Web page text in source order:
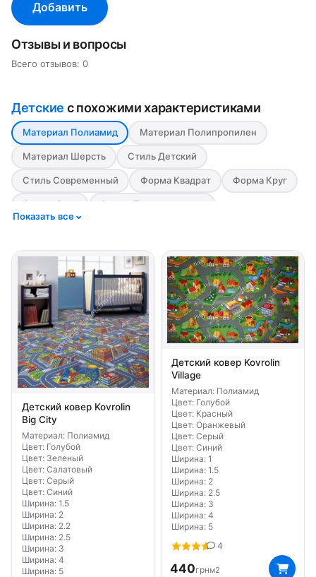
Добавить
Отзывы и вопросы
Всего отзывов: 0
Детские с похожими характеристиками
Материал Полиамид Материал Полипропилен
Материал Шерсть Стиль Детский
Стиль Современный Форма Квадрат Форма Круг
Форма Овал Форма Прямоугольник
Цвет Голубой Цвет Зеленый Цвет Коричневый
Цвет Красный Цвет Оранжевый Цвет Розовый
Цвет Салатовый Цвет Серый Цвет Синий
Цвет Фиолетовый
Показать все
Детский ковер Kovrolin
Big City
Материал: Полиамид
Цвет: Голубой
Цвет: Зеленый
Цвет: Салатовый
Цвет: Серый
Цвет: Синий
Ширина: 1.5
Ширина: 2
Ширина: 2.2
Ширина: 2.5
Ширина: 3
Ширина: 4
Ширина: 5
Детский ковер Kovrolin
Village
Материал: Полиамид
Цвет: Голубой
Цвет: Красный
Цвет: Оранжевый
Цвет: Серый
Цвет: Синий
Ширина: 1
Ширина: 1.5
Ширина: 2
Ширина: 2.5
Ширина: 3
Ширина: 4
Ширина: 5
4
440грнм2